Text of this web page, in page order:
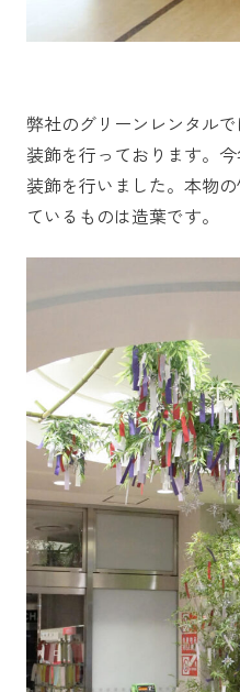
弊社のグリーンレンタル
装飾を行っております。
装飾を行いました。本物
ているものは造葉です。